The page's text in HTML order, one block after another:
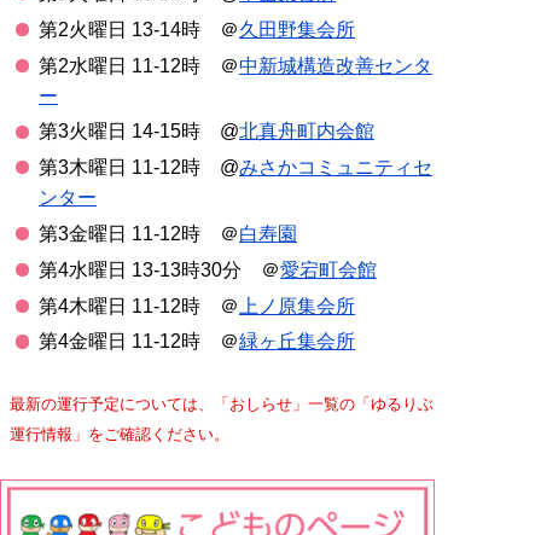
第2火曜日 13-14時 ＠久田野集会所
第2水曜日 11-12時 ＠中新城構造改善センタ
ー
第3火曜日 14-15時 @北真舟町内会館
第3木曜日 11-12時 @みさかコミュニティセ
ンター
第3金曜日 11-12時 ＠白寿園
第4水曜日 13-13時30分 ＠愛宕町会館
第4木曜日 11-12時 ＠ 上ノ原集会所
第4金曜日 11-12時 ＠緑ヶ丘集会所
最新の運行予定については、「おしらせ」一覧の「ゆるりぶ
運行情報」をご確認ください。